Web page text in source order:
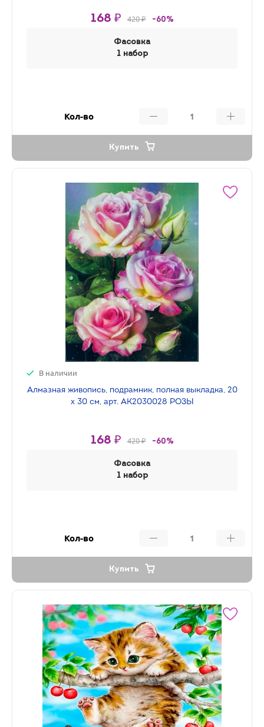
168 ₽ 420 ₽ -60%
Фасовка
1 набор
Кол-во
Купить
В наличии
Алмазная живопись, подрамник, полная выкладка, 20
х 30 см, арт. AK2030028 РОЗЫ
168 ₽ 420 ₽ -60%
Фасовка
1 набор
Кол-во
Купить